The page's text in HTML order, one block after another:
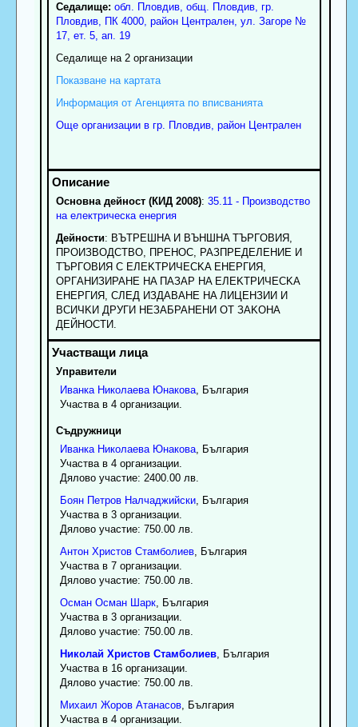
Седалище: обл. Пловдив, общ. Пловдив, гр.
Пловдив, ПК 4000, район Централен, ул. Загоре №
17, ет. 5, ап. 19
Седалище на 2 организации
Показване на картата
Информация от Агенцията по вписванията
Още организации в гр. Пловдив, район Централен
Основна дейност (КИД 2008): 35.11 - Производство
на електрическа енергия
Дейности: BЪTPEШHA И BЪHШHA TЪPГOBИЯ,
ПPOИЗBOДCTBO, ПPEHOC, PAЗПPEДEЛEHИE И
TЪPГOBИЯ C EЛEKTPИЧECKA EHEPГИЯ,
OPГAHИЗИPAHE HA ПAЗAP HA EЛEKTPИЧECKA
EHEPГИЯ, CЛEД ИЗДABAHE HA ЛИЦEHЗИИ И
BCИЧKИ ДPУГИ HEЗAБPAHEHИ OT ЗAKOHA
ДEЙHOCTИ.
Управители
Иванка Николаева Юнакова, България
Участва в 4 организации.
Съдружници
Иванка Николаева Юнакова, България
Участва в 4 организации.
Дялово участие: 2400.00 лв.
Боян Петров Налчаджийски, България
Участва в 3 организации.
Дялово участие: 750.00 лв.
Антон Христов Стамболиев, България
Участва в 7 организации.
Дялово участие: 750.00 лв.
Осман Осман Шарк, България
Участва в 3 организации.
Дялово участие: 750.00 лв.
Николай Христов Стамболиев, България
Участва в 16 организации.
Дялово участие: 750.00 лв.
Михаил Жоров Атанасов, България
Участва в 4 организации.